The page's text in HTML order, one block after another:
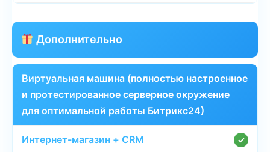
Дополнительно
Виртуальная машина (полностью настроенное
и протестированное серверное окружение
для оптимальной работы Битрикс24)
✓